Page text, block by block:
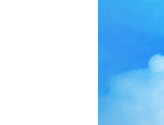
DAY 067
DAY 068
DAY 069
DAY 070
DAY 071